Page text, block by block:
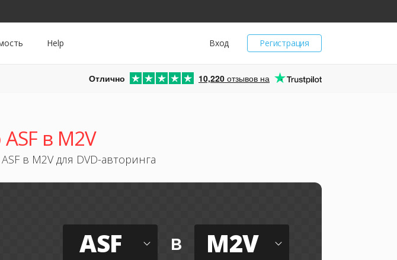
Регистрация
Вход
Help
Отлично 10,220 отзывов на
в M2V
в M2V для DVD-авторинга
ASF в M2V